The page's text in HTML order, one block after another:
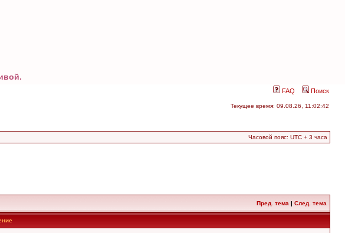
FAQ Поиск
Текущее время: 09.08.26, 11:02:42
Часовой пояс: UTC + 3 часа
Пред. тема | След. тема